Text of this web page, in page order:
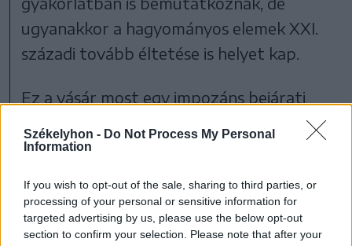
Székelyhon - Do Not Process My Personal
Information
If you wish to opt-out of the sale, sharing to third parties, or
processing of your personal or sensitive information for
targeted advertising by us, please use the below opt-out
section to confirm your selection. Please note that after your
ugyanakkor a hagyományos elemek XXI.
századi tovább éltetése is helyet kap.
Ez a vásár most egy impozáns bejárati
Selyemút közép-ázsiai állomásait idézi fel.
munkái már megkezdődtek,
megjelenésében leginkább az